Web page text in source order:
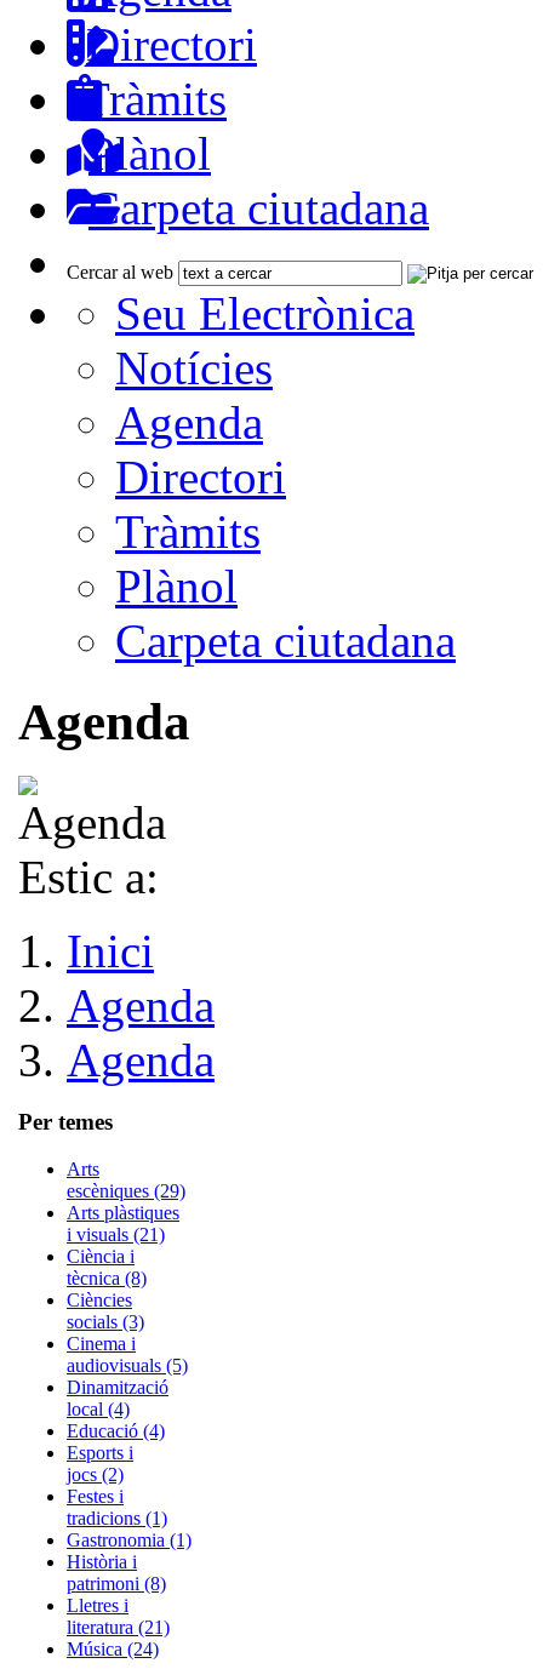
Directori
Tràmits
Plànol
Carpeta ciutadana
Cercar al web
Seu Electrònica
Notícies
Agenda
Directori
Tràmits
Plànol
Carpeta ciutadana
Agenda
Estic a:
Inici
Agenda
Agenda
Per temes
Arts
escèniques (29)
Arts plàstiques
i visuals (21)
Ciència i
tècnica (8)
Ciències
socials (3)
Cinema i
audiovisuals (5)
Dinamització
local (4)
Educació (4)
Esports i
jocs (2)
Festes i
tradicions (1)
Gastronomia (1)
Història i
patrimoni (8)
Lletres i
literatura (21)
Música (24)